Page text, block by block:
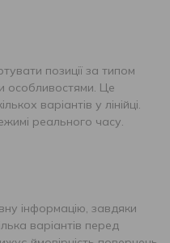
позиції за типом
особливостями. Це
варіантів у лінійці.
реального часу.
інформацію, завдяки
варіантів перед